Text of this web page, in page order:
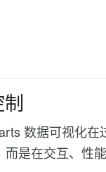
数据可视化
是在交互、性